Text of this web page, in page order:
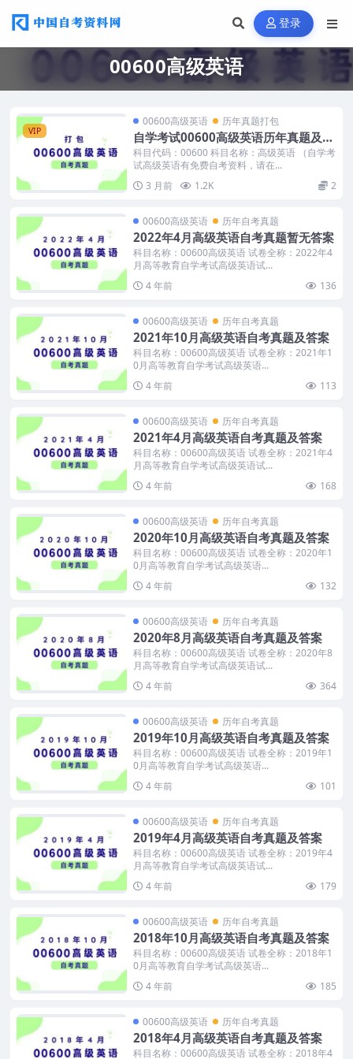
登录
00600高级英语
VIP
00600高级英语 历年真题打包
自学考试00600高级英语历年真题及答
案打包
科目代码：00600 科目名称：高级英语 （自学考
试高级英语有免费自考资料，请在...
3 月前
1.2K 2
00600高级英语 历年自考真题
2022年4月高级英语自考真题暂无答案
科目名称：00600高级英语 试卷全称：2022年4
月高等教育自学考试高级英语试...
4 年前
136
00600高级英语 历年自考真题
2021年10月高级英语自考真题及答案
科目名称：00600高级英语 试卷全称：2021年1
0月高等教育自学考试高级英语...
4 年前
113
00600高级英语 历年自考真题
2021年4月高级英语自考真题及答案
科目名称：00600高级英语 试卷全称：2021年4
月高等教育自学考试高级英语试...
4 年前
168
00600高级英语 历年自考真题
2020年10月高级英语自考真题及答案
科目名称：00600高级英语 试卷全称：2020年1
0月高等教育自学考试高级英语...
4 年前
132
00600高级英语 历年自考真题
2020年8月高级英语自考真题及答案
科目名称：00600高级英语 试卷全称：2020年8
月高等教育自学考试高级英语试...
4 年前
364
00600高级英语 历年自考真题
2019年10月高级英语自考真题及答案
科目名称：00600高级英语 试卷全称：2019年1
0月高等教育自学考试高级英语...
4 年前
101
00600高级英语 历年自考真题
2019年4月高级英语自考真题及答案
科目名称：00600高级英语 试卷全称：2019年4
月高等教育自学考试高级英语试...
4 年前
179
00600高级英语 历年自考真题
2018年10月高级英语自考真题及答案
科目名称：00600高级英语 试卷全称：2018年1
0月高等教育自学考试高级英语...
4 年前
185
00600高级英语 历年自考真题
2018年4月高级英语自考真题及答案
科目名称：00600高级英语 试卷全称：2018年4